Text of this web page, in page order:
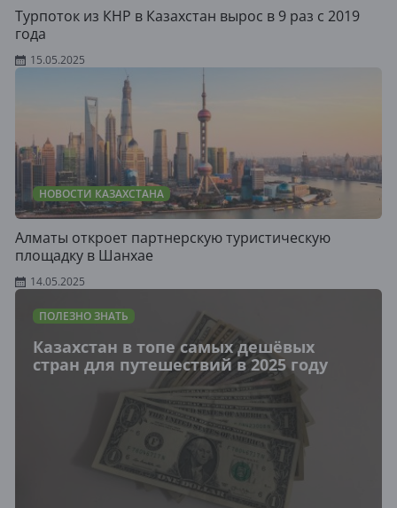
Турпоток из КНР в Казахстан вырос в 9 раз с 2019
года
15.05.2025
НОВОСТИ КАЗАХСТАНА
Алматы откроет партнерскую туристическую
площадку в Шанхае
14.05.2025
ПОЛЕЗНО ЗНАТЬ
Казахстан в топе самых дешёвых
стран для путешествий в 2025 году